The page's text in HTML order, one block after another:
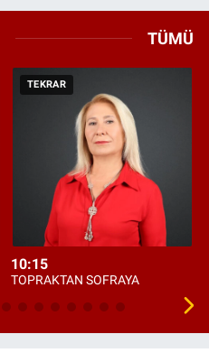
TÜMÜ
TEKRAR
10:15
TOPRAKTAN SOFRAYA